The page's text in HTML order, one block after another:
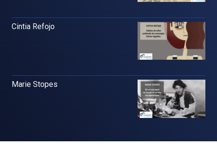
Cintia Refojo
Marie Stopes